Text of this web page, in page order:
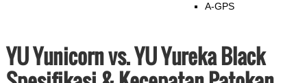
A-GPS
YU Yunicorn vs. YU Yureka Black